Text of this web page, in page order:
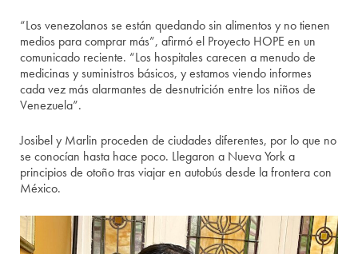
“Los venezolanos se están quedando sin alimentos y no tienen
medios para comprar más”, afirmó el Proyecto HOPE en un
comunicado reciente. “Los hospitales carecen a menudo de
medicinas y suministros básicos, y estamos viendo informes
cada vez más alarmantes de desnutrición entre los niños de
Venezuela”.
Josibel y Marlin proceden de ciudades diferentes, por lo que no
se conocían hasta hace poco. Llegaron a Nueva York a
principios de otoño tras viajar en autobús desde la frontera con
México.